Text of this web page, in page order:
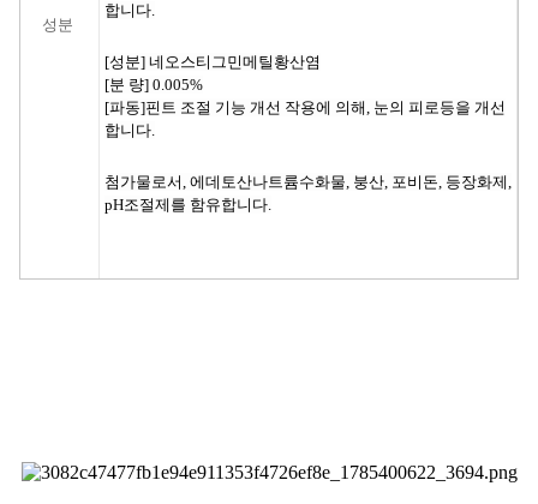
성분
합니다.
[성분] 네오스티그민메틸황산염
[분 량] 0.005%
[파동]핀트 조절 기능 개선 작용에 의해, 눈의 피로등을 개선
합니다.
첨가물로서, 에데토산나트륨수화물, 붕산, 포비돈, 등장화제,
pH조절제를 함유합니다.